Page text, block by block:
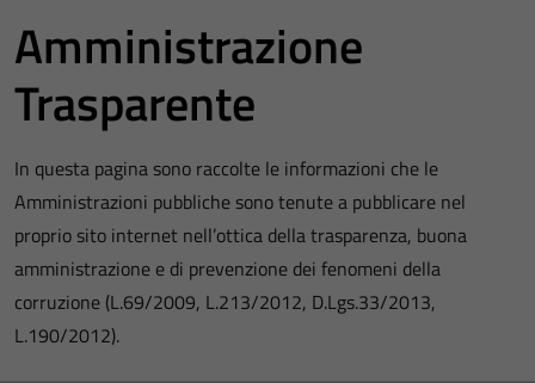
Amministrazione
Trasparente
In questa pagina sono raccolte le informazioni che le
Amministrazioni pubbliche sono tenute a pubblicare nel
proprio sito internet nell’ottica della trasparenza, buona
amministrazione e di prevenzione dei fenomeni della
corruzione (L.69/2009, L.213/2012, D.Lgs.33/2013,
L.190/2012).